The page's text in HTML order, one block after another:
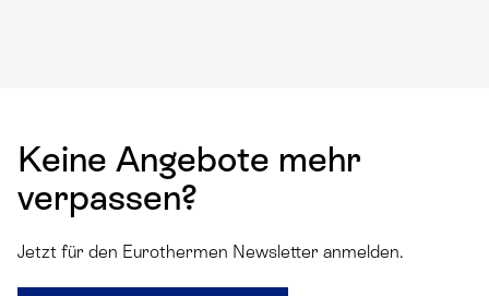
Keine Angebote mehr
verpassen?
Jetzt für den Eurothermen Newsletter anmelden.